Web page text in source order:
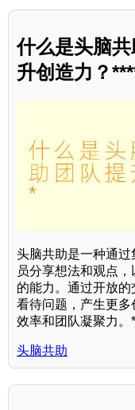
什么是头脑
升创造力？
头脑共助是一种通
员分享想法和观点
的能力。通过开放
看待问题，产生更
效率和团队凝聚力。
头脑共助